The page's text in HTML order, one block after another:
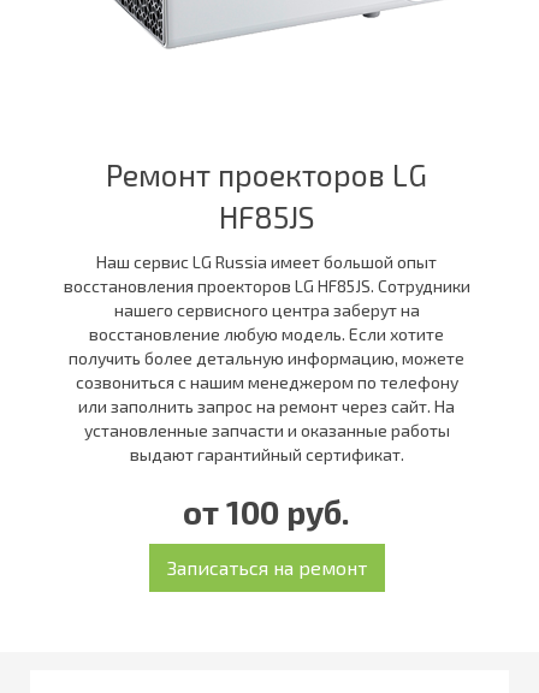
Ремонт проекторов LG
HF85JS
Наш сервис LG Russia имеет большой опыт
восстановления проекторов LG HF85JS. Сотрудники
нашего сервисного центра заберут на
восстановление любую модель. Если хотите
получить более детальную информацию, можете
созвониться с нашим менеджером по телефону
или заполнить запрос на ремонт через сайт. На
установленные запчасти и оказанные работы
выдают гарантийный сертификат.
от 100 руб.